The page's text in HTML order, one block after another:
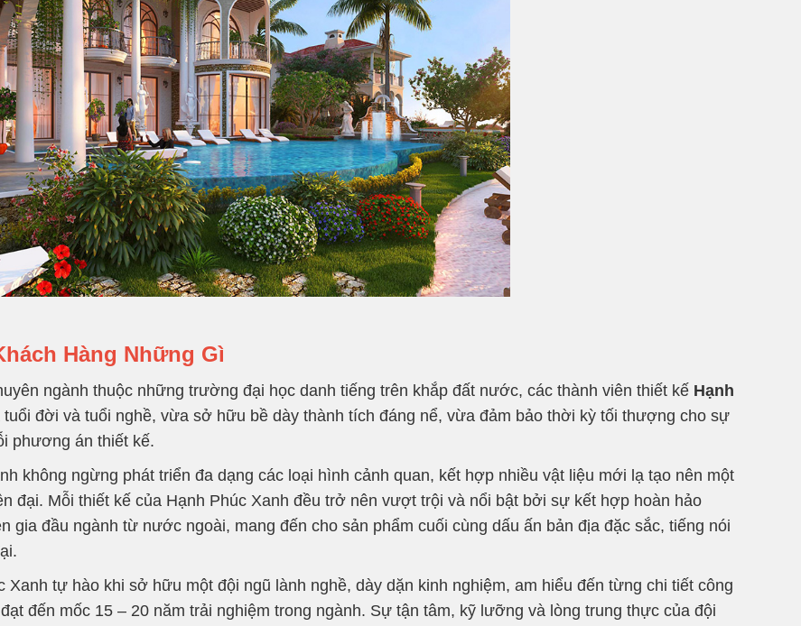
Hàng Những Gì
ngành thuộc những trường đại học danh tiếng trên khắp đất nước, các thành viên thiết kế Hạnh
tuổi đời và tuổi nghề, vừa sở hữu bề dày thành tích đáng nể, vừa đảm bảo thời kỳ tối thượng cho sự
phương án thiết kế.
không ngừng phát triển đa dạng các loại hình cảnh quan, kết hợp nhiều vật liệu mới lạ tạo nên một
đại. Mỗi thiết kế của Hạnh Phúc Xanh đều trở nên vượt trội và nổi bật bởi sự kết hợp hoàn hảo
gia đầu ngành từ nước ngoài, mang đến cho sản phẩm cuối cùng dấu ấn bản địa đặc sắc, tiếng nói
tự hào khi sở hữu một đội ngũ lành nghề, dày dặn kinh nghiệm, am hiểu đến từng chi tiết công
đến mốc 15 – 20 năm trải nghiệm trong ngành. Sự tận tâm, kỹ lưỡng và lòng trung thực của đội